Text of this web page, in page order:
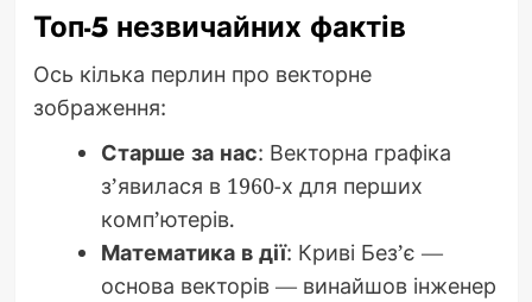
Топ-5 незвичайних фактів
Ось кілька перлин про векторне
зображення:
Старше за нас: Векторна графіка
з’явилася в 1960-х для перших
комп’ютерів.
Математика в дії: Криві Без’є —
основа векторів — винайшов інженер